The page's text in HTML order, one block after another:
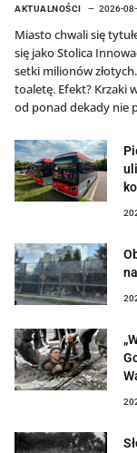
AKTUALNOŚCI 2026-
Miasto chwali się
się jako Stolica
setki milionów
toaletę. Efekt? Krzaki
od ponad dekady nie